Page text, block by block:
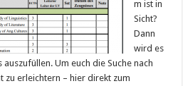
m ist in
Sicht?
Dann
wird es
Um euch die Suche nach
zu erleichtern – hier direkt zum